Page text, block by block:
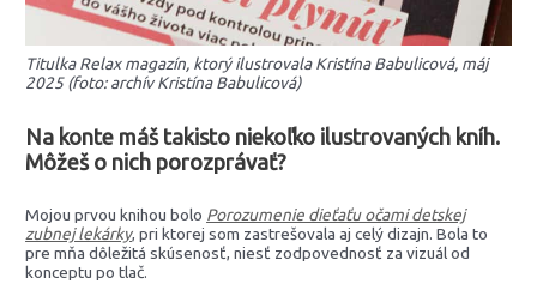
Titulka Relax magazín, ktorý ilustrovala Kristína Babulicová, máj
2025 (foto: archív Kristína Babulicová)
Na konte máš takisto niekoľko ilustrovaných kníh.
Môžeš o nich porozprávať?
Mojou prvou knihou bolo Porozumenie dieťaťu očami detskej
zubnej lekárky, pri ktorej som zastrešovala aj celý dizajn. Bola to
pre mňa dôležitá skúsenosť, niesť zodpovednosť za vizuál od
konceptu po tlač.